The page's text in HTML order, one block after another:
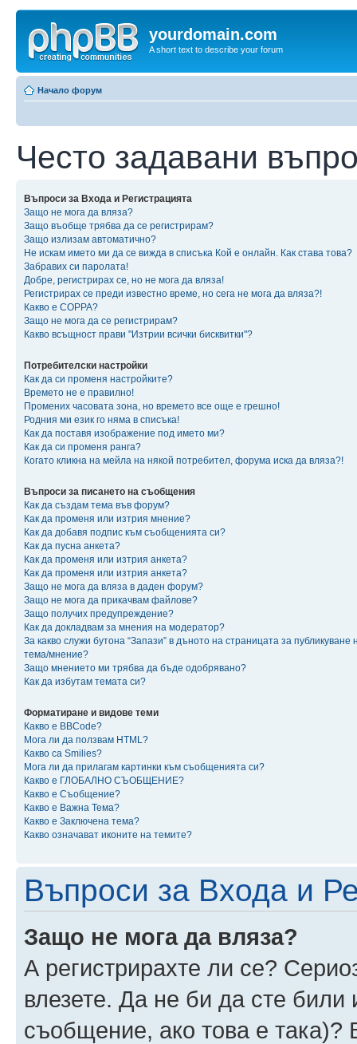
yourdomain.com
A short text to describe your forum
Начало форум
Често задавани
Въпроси за Входа и Регистрацията
Защо не мога да вляза?
Защо въобще трябва да се регистрирам?
Защо излизам автоматично?
Не искам името ми да се вижда в списъка Кой е онлайн. Как става това?
Забравих си паролата!
Добре, регистрирах се, но не мога да вляза!
Регистрирах се преди известно време, но сега не мога да вляза?!
Какво е COPPA?
Защо не мога да се регистрирам?
Какво всъщност прави "Изтрии всички бисквитки"?
Потребителски настройки
Как да си променя настройките?
Времето не е правилно!
Промених часовата зона, но времето все още е грешно!
Родния ми език го няма в списъка!
Как да поставя изображение под името ми?
Как да си променя ранга?
Когато кликна на мейла на някой потребител, форума иска да вляза?!
Въпроси за писането на съобщения
Как да създам тема във форум?
Как да променя или изтрия мнение?
Как да добавя подпис към съобщенията си?
Как да пусна анкета?
Как да променя или изтрия анкета?
Как да променя или изтрия анкета?
Защо не мога да вляза в даден форум?
Защо не мога да прикачвам файлове?
Защо получих предупреждение?
Как да докладвам за мнения на модератор?
За какво служи бутона “Запази” в дъното на страницата за публикуване
тема/мнение?
Защо мнението ми трябва да бъде одобрявано?
Как да избутам темата си?
Форматиране и видове теми
Какво е BBCode?
Мога ли да ползвам HTML?
Какво са Smilies?
Мога ли да прилагам картинки към съобщенията си?
Какво е ГЛОБАЛНО СЪОБЩЕНИЕ?
Какво е Съобщение?
Какво е Важна Тема?
Какво е Заключена тема?
Какво означават иконите на темите?
Въпроси за Входа и
Защо не мога да вляза?
А регистрирахте ли се?
влезете. Да не би да сте
съобщение, ако това е така)?